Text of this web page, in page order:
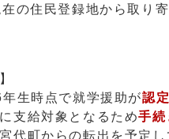
の住民登録地から取り
生時点で就学援助が認
支給対象となるため手続
代町からの転出を予定し